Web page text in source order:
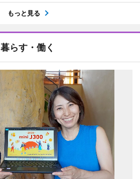
もっと見る
暮らす・働く